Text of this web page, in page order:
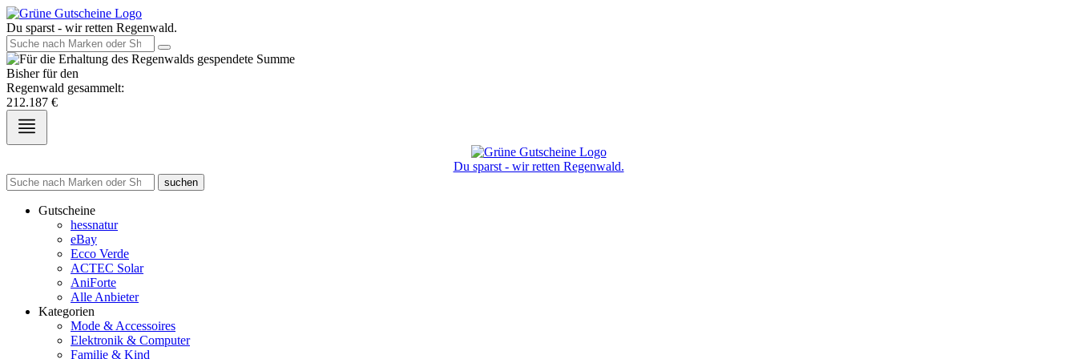
Du sparst - wir retten Regenwald.
Bisher für den
Regenwald gesammelt:
212.187 €
Du sparst - wir retten Regenwald.
suchen
Gutscheine
hessnatur
eBay
Ecco Verde
ACTEC Solar
AniForte
Alle Anbieter
Kategorien
Mode & Accessoires
Elektronik & Computer
Familie & Kind